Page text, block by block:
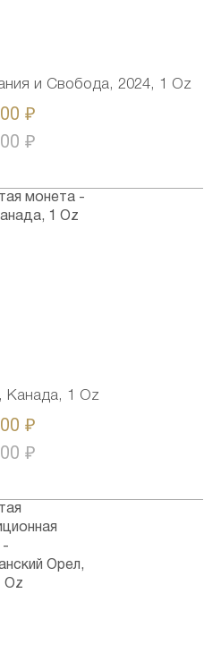
и Свобода, 2024, 1 Oz
₽
₽
Канада, 1 Oz
₽
₽